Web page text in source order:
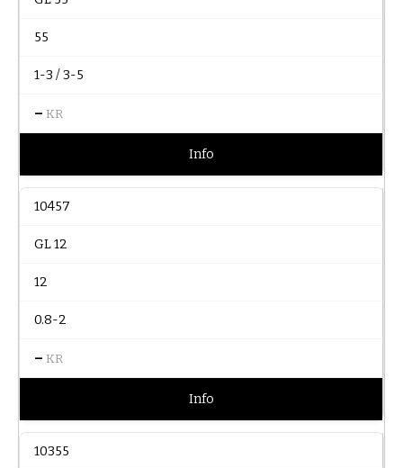
55
1-3 / 3-5
– KR
Info
10457
GL 12
12
0.8-2
– KR
Info
10355